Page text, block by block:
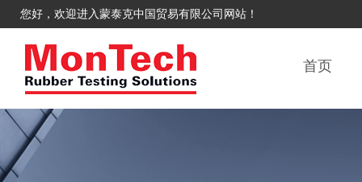
您好，欢迎进入蒙泰克中国贸易有限公司网站！
首页